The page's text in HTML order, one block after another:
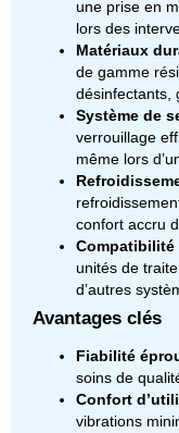
une prise en
lors des
Matériaux
de gamme
désinfectants,
Système de
verrouillage
même lors
confort accru
Compatibilité
unités de
d’autres
Avantages clés
Fiabilité
soins de
Confort
vibrations